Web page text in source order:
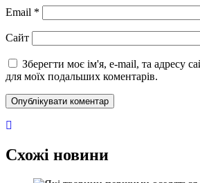
Email *
Сайт
Зберегти моє ім'я, e-mail, та адресу
для моїх подальших коментарів.
Схожі новини